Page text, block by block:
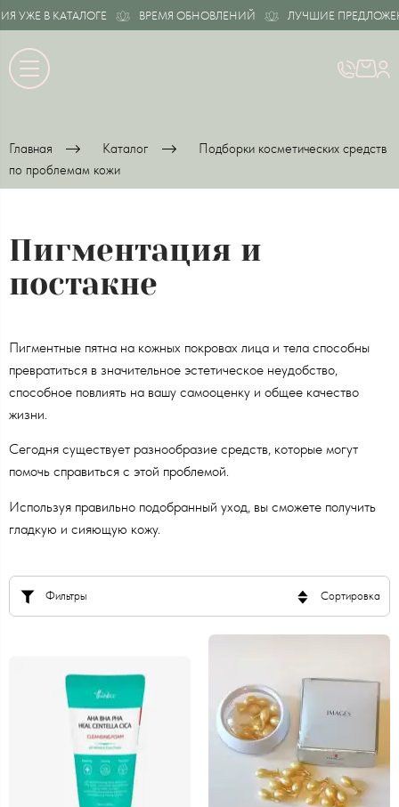
В КАТАЛОГЕ ВРЕМЯ ОБНОВЛЕНИЙ ЛУЧШИЕ ПРЕДЛОЖЕНИЯ
Главная Каталог
Подборки косметических средств
по проблемам кожи
Пигментация и
постакне
Пигментные пятна на кожных покровах лица и тела способны
превратиться в значительное эстетическое неудобство,
способное повлиять на вашу самооценку и общее качество
жизни.
Сегодня существует разнообразие средств, которые могут
помочь справиться с этой проблемой.
Используя правильно подобранный уход, вы сможете получить
гладкую и сияющую кожу.
Фильтры Сортировка